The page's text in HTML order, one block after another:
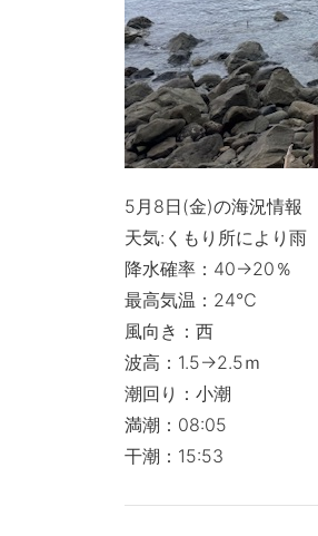
5月8日(金)の海況情報
天気:くもり所により雨
降水確率：40→20％
最高気温：24℃
風向き：西
波高：1.5→2.5ｍ
潮回り：小潮
満潮：08:05
干潮：15:53